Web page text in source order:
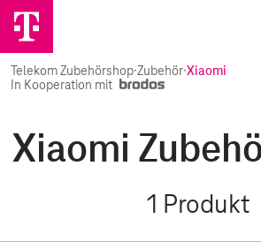
Telekom Zubehörshop·Zubehör·Xiaomi
In Kooperation mit
Xiaomi
1 Produkt